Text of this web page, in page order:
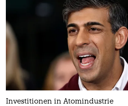
Investitionen in Atomindustrie